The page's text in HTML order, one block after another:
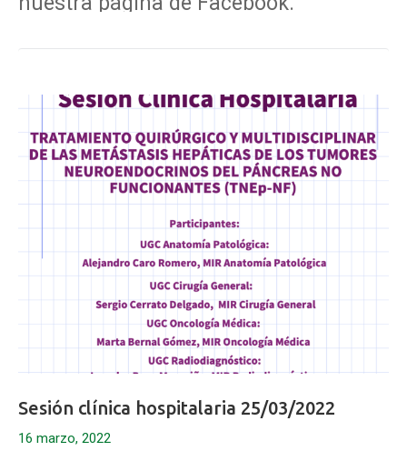
21.189 me gusta!! Gracias por
Sesión clínica hospitalaria 25/03/2022
16 marzo, 2022